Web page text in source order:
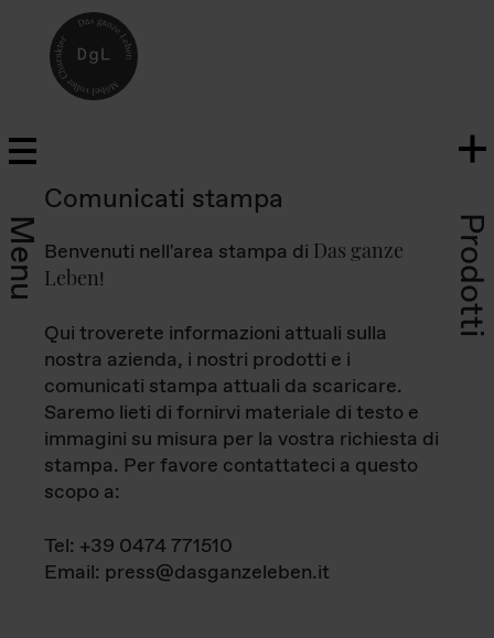
Menu Prodotti
Comunicati stampa
Benvenuti nell'area stampa di Das ganze
Leben!
Qui troverete informazioni attuali sulla
nostra azienda, i nostri prodotti e i
comunicati stampa attuali da scaricare.
Saremo lieti di fornirvi materiale di testo e
immagini su misura per la vostra richiesta di
stampa. Per favore contattateci a questo
scopo a:
Tel: +39 0474 771510
Email: press@dasganzeleben.it